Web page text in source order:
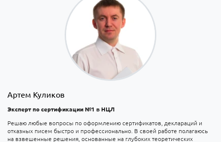
Артем Куликов
Эксперт по сертификации №1 в НЦЛ
Решаю любые вопросы по оформлению сертификатов, деклараций и
отказных писем быстро и профессионально. В своей работе полагаюсь
на взвешенные решения, основанные на глубоких теоретических